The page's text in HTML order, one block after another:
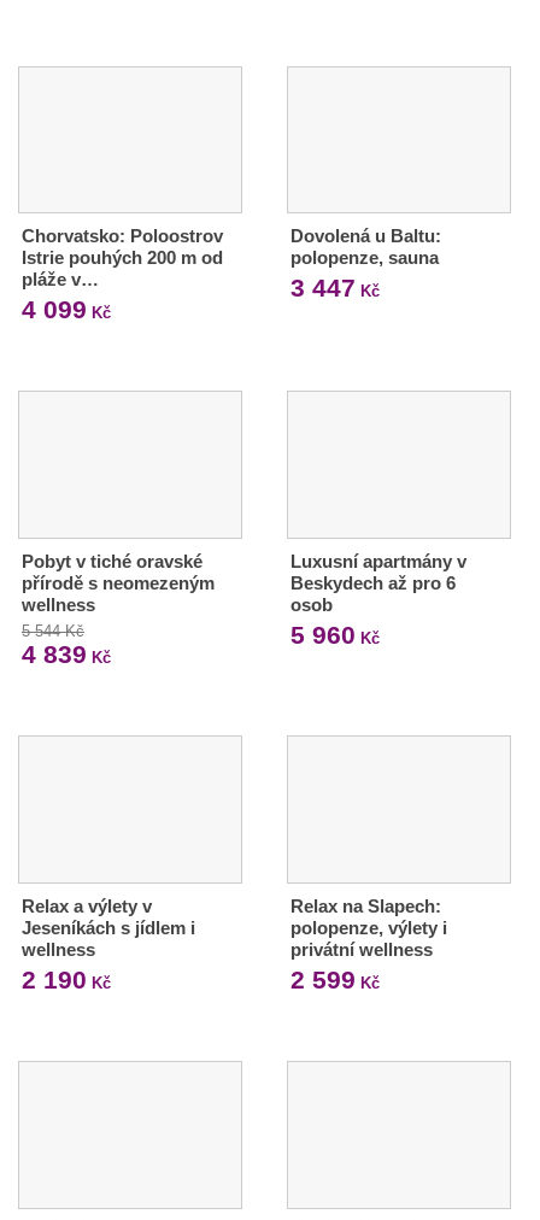
Chorvatsko: Poloostrov
Istrie pouhých 200 m od
pláže v…
4 099 Kč
Dovolená u Baltu:
polopenze, sauna
3 447 Kč
Pobyt v tiché oravské
přírodě s neomezeným
wellness
5 544 Kč
4 839 Kč
Luxusní apartmány v
Beskydech až pro 6
osob
5 960 Kč
Relax a výlety v
Jeseníkách s jídlem i
wellness
2 190 Kč
Relax na Slapech:
polopenze, výlety i
privátní wellness
2 599 Kč